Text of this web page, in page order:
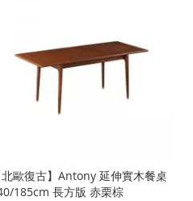
北歐復古】Antony 延伸實木餐桌
185cm 長方版 赤栗棕